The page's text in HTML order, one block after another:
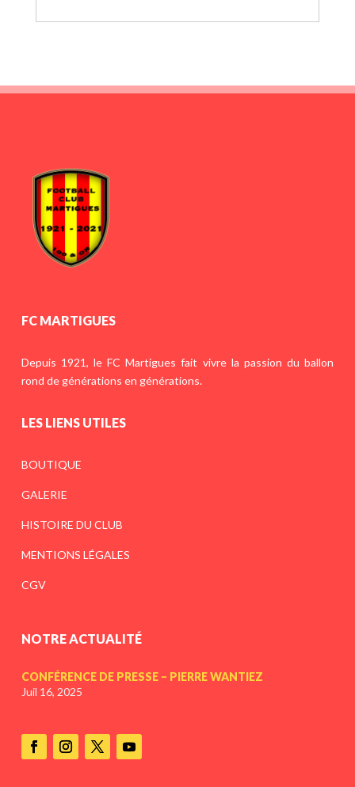
FC MARTIGUES
Depuis 1921, le FC Martigues fait vivre la passion du ballon
rond de générations en générations.
LES LIENS UTILES
BOUTIQUE
GALERIE
HISTOIRE DU CLUB
MENTIONS LÉGALES
CGV
NOTRE ACTUALITÉ
CONFÉRENCE DE PRESSE – PIERRE WANTIEZ
Juil 16, 2025